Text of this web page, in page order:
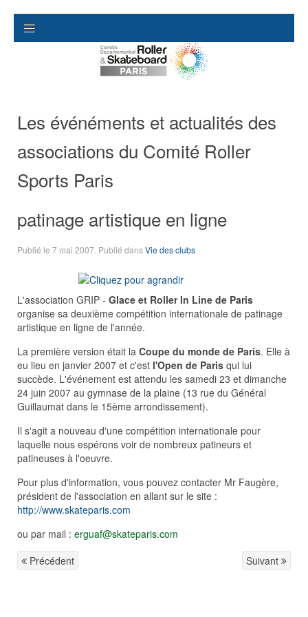
Les événéments et actualités des
associations du Comité Roller
Sports Paris
patinage artistique en ligne
Publié le 7 mai 2007 . Publié dansVie des clubs
L'association GRIP - Glace et Roller In Line de Paris
organise sa deuxième compétition internationale de patinage
artistique en ligne de l'année.
La première version était la Coupe du monde de Paris. Elle à
eu lieu en janvier 2007 et c'est l'Open de Paris qui lui
succède. L'événement est attendu les samedi 23 et dimanche
24 juin 2007 au gymnase de la plaine (13 rue du Général
Guillaumat dans le 15ème arrondissement).
Il s'agit a nouveau d'une compétition internationale pour
laquelle nous espérons voir de nombreux patineurs et
patineuses à l'oeuvre.
Pour plus d'information, vous pouvez contacter Mr Faugère,
président de l'association en allant sur le site :
http://www.skateparis.com
ou par mail : erguaf@skateparis.com
Précédent
Suivant